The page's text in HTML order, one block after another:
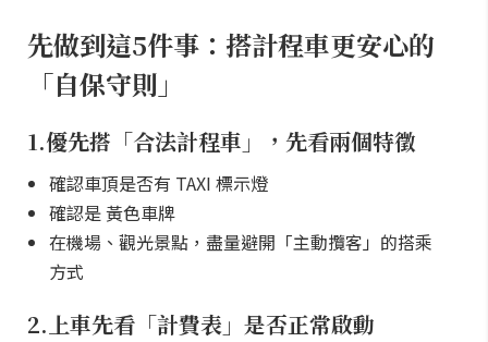
先做到這5件事：搭計程車更安心的
「自保守則」
1.優先搭「合法計程車」，先看兩個特徵
確認車頂是否有 TAXI 標示燈
確認是 黃色車牌
在機場、觀光景點，盡量避開「主動攬客」的搭乘
方式
2.上車先看「計費表」是否正常啟動